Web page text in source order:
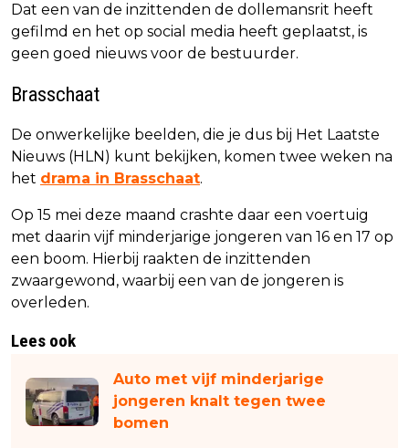
Dat een van de inzittenden de dollemansrit heeft
gefilmd en het op social media heeft geplaatst, is
geen goed nieuws voor de bestuurder.
Brasschaat
De onwerkelijke beelden, die je dus bij Het Laatste
Nieuws (HLN) kunt bekijken, komen twee weken na
het drama in Brasschaat.
Op 15 mei deze maand crashte daar een voertuig
met daarin vijf minderjarige jongeren van 16 en 17 op
een boom. Hierbij raakten de inzittenden
zwaargewond, waarbij een van de jongeren is
overleden.
Lees ook
Auto met vijf minderjarige
jongeren knalt tegen twee
bomen